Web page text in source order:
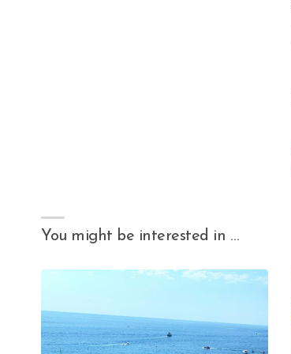
You might be interested in …